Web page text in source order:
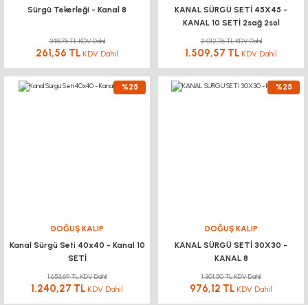
Sürgü Tekerleği - Kanal 8
348,75 TL KDV Dahil
261,56 TL KDV Dahil
KANAL SÜRGÜ SETİ 45X45 -
KANAL 10 SETİ 2sağ 2sol
2.012,76 TL KDV Dahil
1.509,57 TL KDV Dahil
%25
DOĞUŞ KALIP
Kanal Sürgü Seti 40x40 - Kanal 10
SETİ
1.653,69 TL KDV Dahil
1.240,27 TL KDV Dahil
%25
DOĞUŞ KALIP
KANAL SÜRGÜ SETİ 30X30 -
KANAL 8
1.301,50 TL KDV Dahil
976,12 TL KDV Dahil